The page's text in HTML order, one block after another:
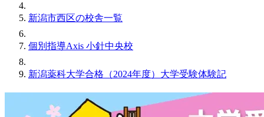
新潟市西区の校舎一覧
個別指導Axis 小針中央校
新潟薬科大学合格（2024年度）大学受験体験記